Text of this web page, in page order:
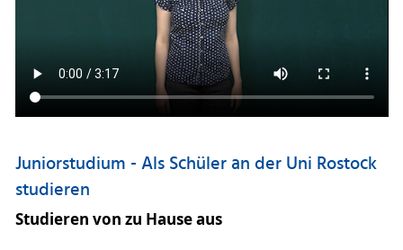
Juniorstudium - Als Schüler an der Uni Rostock
studieren
Studieren von zu Hause aus